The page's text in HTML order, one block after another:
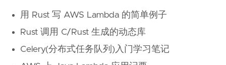
用 Rust 写 AWS Lambda 的简单例子
Rust 调用 C/Rust 生成的动态库
Celery(分布式任务队列)入门学习笔记